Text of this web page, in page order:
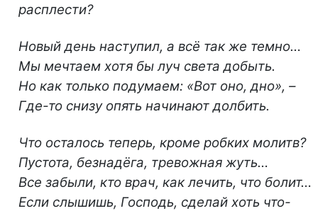
расплести?
Новый день наступил, а всё так же темно…
Мы мечтаем хотя бы луч света добыть.
Но как только подумаем: «Вот оно, дно», –
Где-то снизу опять начинают долбить.
Что осталось теперь, кроме робких молитв?
Пустота, безнадёга, тревожная жуть…
Все забыли, кто врач, как лечить, что болит…
Если слышишь, Господь, сделай хоть что-